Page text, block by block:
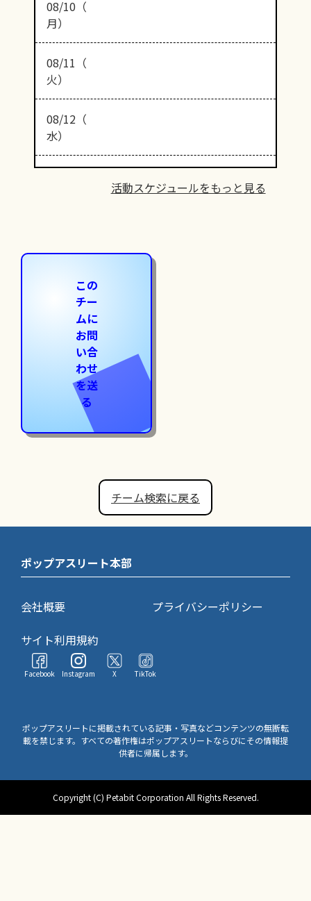
08/10（
月）
08/11（
火）
08/12（
水）
活動スケジュールをもっと見る
この
チー
ムに
お問
い合
わせ
を送
る
チーム検索に戻る
ポップアスリート本部
会社概要
プライバシーポリシー
サイト利用規約
Facebook Instagram X TikTok
ポップアスリートに掲載されている記事・写真などコンテンツの無断転
載を禁じます。すべての著作権はポップアスリートならびにその情報提
供者に帰属します。
Copyright (C) Petabit Corporation All Rights Reserved.